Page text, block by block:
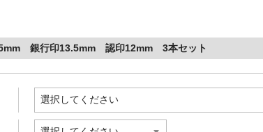
銀行印13.5mm 認印12mm 3本セット